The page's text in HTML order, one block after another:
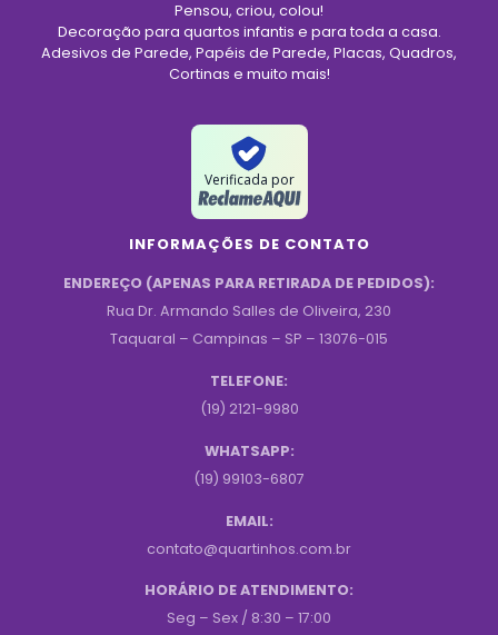
Pensou, criou, colou!
Decoração para quartos infantis e para toda a casa.
Adesivos de Parede, Papéis de Parede, Placas, Quadros,
Cortinas e muito mais!
Verificada por
INFORMAÇÕES DE CONTATO
ENDEREÇO (APENAS PARA RETIRADA DE PEDIDOS):
Rua Dr. Armando Salles de Oliveira, 230
Taquaral – Campinas – SP – 13076-015
TELEFONE:
(19) 2121-9980
WHATSAPP:
(19) 99103-6807
EMAIL:
contato@quartinhos.com.br
HORÁRIO DE ATENDIMENTO:
Seg – Sex / 8:30 – 17:00